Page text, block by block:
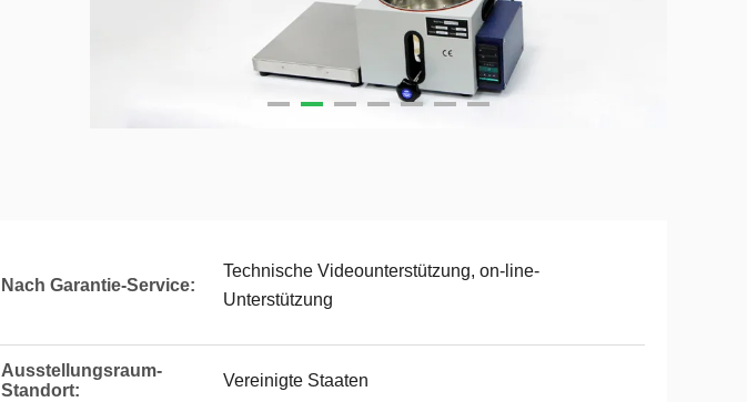
Nach Garantie-Service:
Technische Videounterstützung, on-line-
Unterstützung
Ausstellungsraum-
Standort:
Vereinigte Staaten